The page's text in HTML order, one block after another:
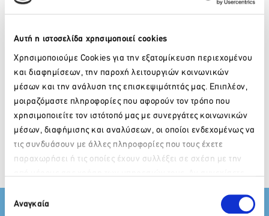
Αυτή η ιστοσελίδα χρησιμοποιεί cookies
Χρησιμοποιούμε Cookies για την εξατομίκευση περιεχομένου
και διαφημίσεων, την παροχή λειτουργιών κοινωνικών
μέσων και την ανάλυση της επισκεψιμότητάς μας. Επιπλέον,
μοιραζόμαστε πληροφορίες που αφορούν τον τρόπο που
χρησιμοποιείτε τον ιστότοπό μας με συνεργάτες κοινωνικών
μέσων, διαφήμισης και αναλύσεων, οι οποίοι ενδεχομένως να
τις συνδυάσουν με άλλες πληροφορίες που τους έχετε
παραχωρήσει ή τις οποίες έχουν συλλέξει σε σχέση με την
των Cookies μας.
συγκατάθεσης
Αναγκαία
Συνάντηση
Υπουργείου
Τουρισμού με
επίκεντρο
θέματα
αναβάθμισης
της τουριστικής
εκπαίδευσης
και κατάρτισης
Περισσότερα
Οι
τουΣΕΤΕ για
την επόμενη
περίοδο
Περισσότερα
Γιατί να γίνετε μέλος;